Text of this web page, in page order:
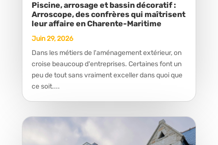
Piscine, arrosage et bassin décoratif :
Arroscope, des confrères qui maîtrisent
leur affaire en Charente-Maritime
Juin 29, 2026
Dans les métiers de l'aménagement extérieur, on
croise beaucoup d'entreprises. Certaines font un
peu de tout sans vraiment exceller dans quoi que
ce soit....